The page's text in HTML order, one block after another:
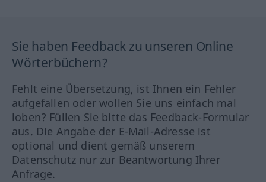
Sie haben Feedback zu unseren Online
Wörterbüchern?
Fehlt eine Übersetzung, ist Ihnen ein Fehler
aufgefallen oder wollen Sie uns einfach mal
loben? Füllen Sie bitte das Feedback-Formular
aus. Die Angabe der E-Mail-Adresse ist
optional und dient gemäß unserem
Datenschutz nur zur Beantwortung Ihrer
Anfrage.